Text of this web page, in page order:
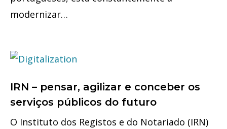
modernizar…
IRN – pensar, agilizar e conceber os
serviços públicos do futuro
O Instituto dos Registos e do Notariado (IRN)